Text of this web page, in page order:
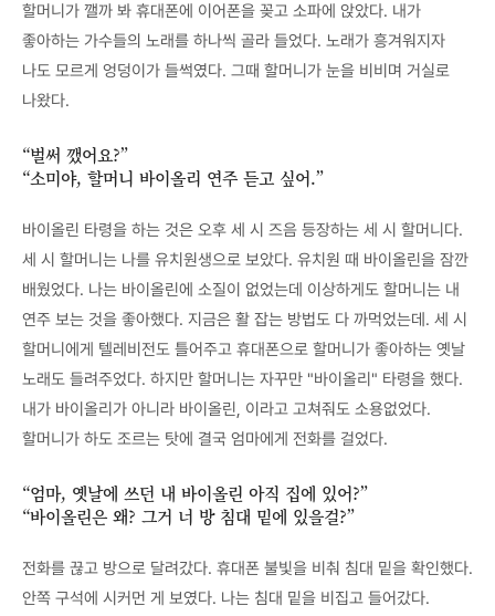
할머니가 깰까 봐 휴대폰에 이어폰을 꽂고 소파에 앉았다. 내가
좋아하는 가수들의 노래를 하나씩 골라 들었다. 노래가 흥겨워지자
나도 모르게 엉덩이가 들썩였다. 그때 할머니가 눈을 비비며 거실로
나왔다.
“벌써 깼어요?”
“소미야, 할머니 바이올리 연주 듣고 싶어.”
바이올린 타령을 하는 것은 오후 세 시 즈음 등장하는 세 시 할머니다.
세 시 할머니는 나를 유치원생으로 보았다. 유치원 때 바이올린을 잠깐
배웠었다. 나는 바이올린에 소질이 없었는데 이상하게도 할머니는 내
연주 보는 것을 좋아했다. 지금은 활 잡는 방법도 다 까먹었는데. 세 시
할머니에게 텔레비전도 틀어주고 휴대폰으로 할머니가 좋아하는 옛날
노래도 들려주었다. 하지만 할머니는 자꾸만 "바이올리" 타령을 했다.
내가 바이올리가 아니라 바이올린, 이라고 고쳐줘도 소용없었다.
할머니가 하도 조르는 탓에 결국 엄마에게 전화를 걸었다.
“엄마, 옛날에 쓰던 내 바이올린 아직 집에 있어?”
“바이올린은 왜? 그거 너 방 침대 밑에 있을걸?”
전화를 끊고 방으로 달려갔다. 휴대폰 불빛을 비춰 침대 밑을 확인했다.
안쪽 구석에 시커먼 게 보였다. 나는 침대 밑을 비집고 들어갔다.